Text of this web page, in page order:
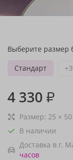
Выберите размер
Стандарт
4 330 ₽
Размер: 25 × 50
В наличии
Доставка в г.
часов